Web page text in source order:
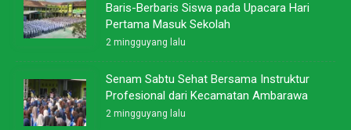
Baris-Berbaris Siswa pada Upacara Hari
Pertama Masuk Sekolah
2 mingguyang lalu
Senam Sabtu Sehat Bersama Instruktur
Profesional dari Kecamatan Ambarawa
2 mingguyang lalu